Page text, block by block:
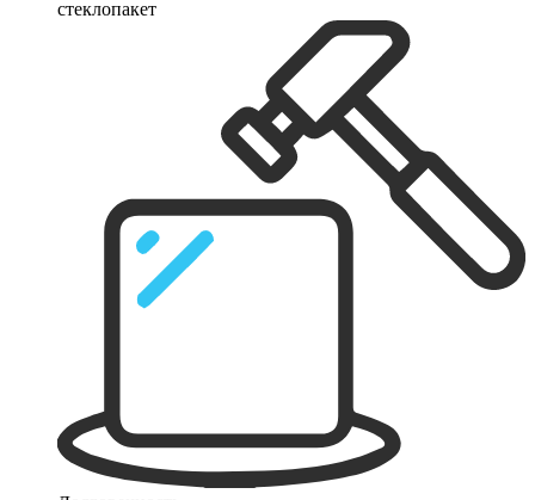
стеклопакет